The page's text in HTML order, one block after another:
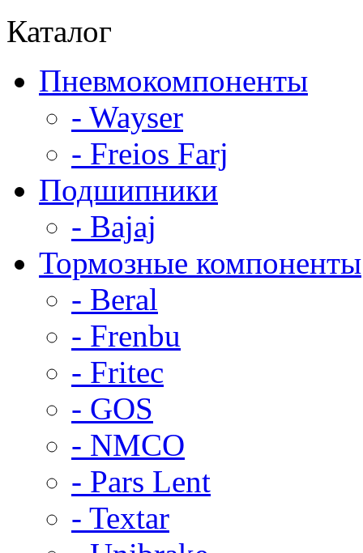
Каталог
Пневмокомпоненты
- Wayser
- Freios Farj
Подшипники
- Bajaj
Тормозные компоненты
- Beral
- Frenbu
- Fritec
- GOS
- NMCO
- Pars Lent
- Textar